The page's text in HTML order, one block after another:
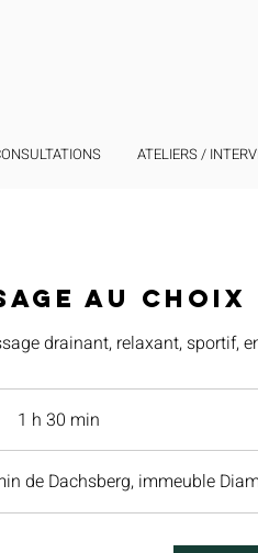
au choix
drainant, relaxant, sportif,
1 h 30 min
3
0
de Dachsberg, immeuble
ATELIERS /